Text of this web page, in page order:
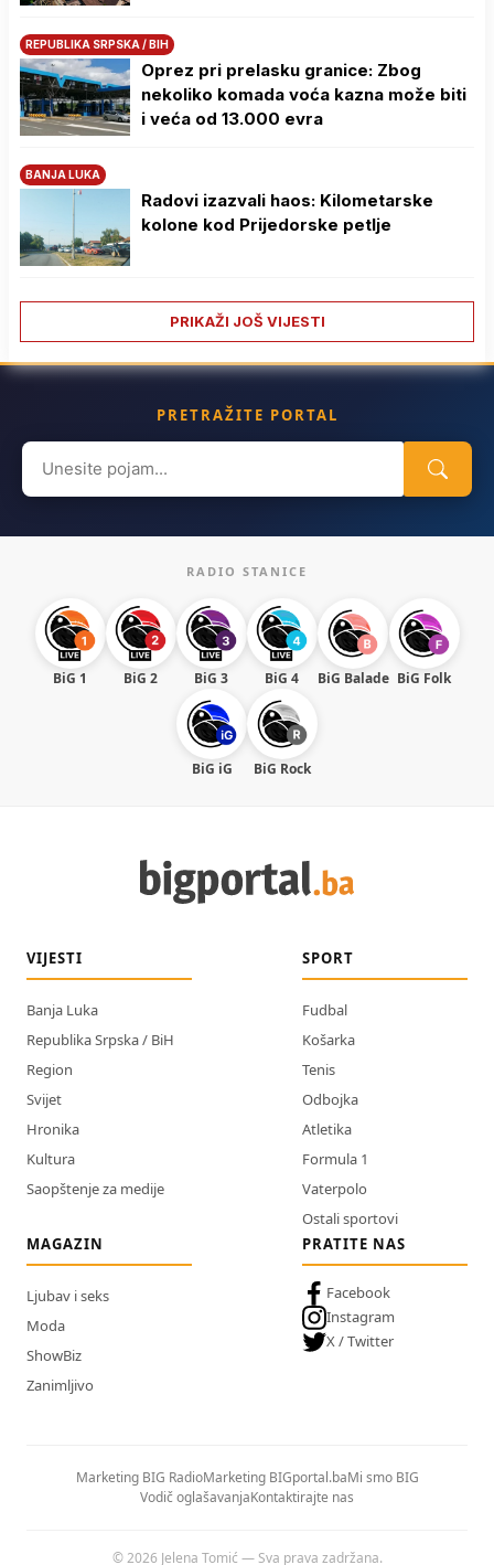
REPUBLIKA SRPSKA / BIH
Oprez pri prelasku granice: Zbog
nekoliko komada voća kazna može biti
i veća od 13.000 evra
BANJA LUKA
Radovi izazvali haos: Kilometarske
kolone kod Prijedorske petlje
PRIKAŽI JOŠ VIJESTI
PRETRAŽITE PORTAL
Search
for:
RADIO STANICE
BiG 1 BiG 2 BiG 3 BiG 4 BiG Balade BiG Folk
BiG iG BiG Rock
VIJESTI
Banja Luka
Republika Srpska / BiH
Region
Svijet
Hronika
Kultura
Saopštenje za medije
SPORT
Fudbal
Košarka
Tenis
Odbojka
Atletika
Formula 1
Vaterpolo
Ostali sportovi
MAGAZIN
Ljubav i seks
Moda
ShowBiz
Zanimljivo
PRATITE NAS
Facebook
Instagram
X / Twitter
Marketing BIG RadioMarketing BIGportal.baMi smo BIG
Vodič oglašavanjaKontaktirajte nas
© 2026 Jelena Tomić — Sva prava zadržana.